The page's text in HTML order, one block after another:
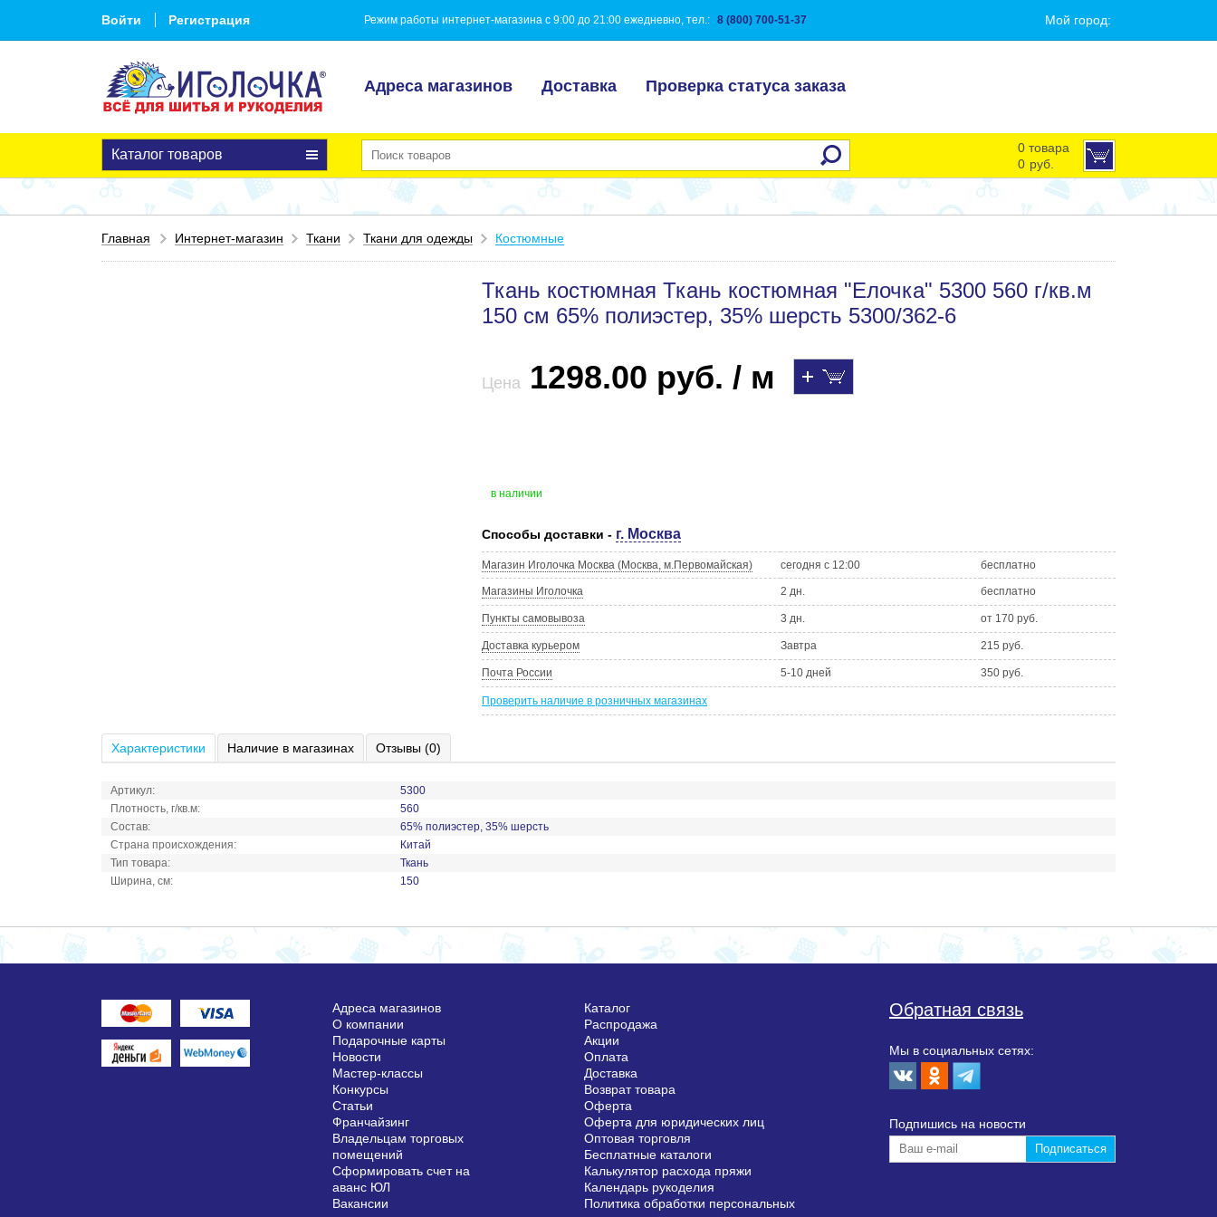
Войти Регистрация Режим работы интернет-магазина с 9:00 до 21:00 ежедневно, тел.: 8 (800) 700-51-37 Мой город:
Адреса магазинов Доставка Проверка статуса заказа
Каталог товаров
0 товара
0 руб.
Главная Интернет-магазин Ткани Ткани для одежды Костюмные
Ткань костюмная Ткань костюмная "Елочка" 5300 560 г/кв.м
150 см 65% полиэстер, 35% шерсть 5300/362-6
Цена 1298.00 руб. / м
в наличии
Способы доставки - г. Москва
Магазин Иголочка Москва (Москва, м.Первомайская) сегодня с 12:00 бесплатно
Магазины Иголочка 2 дн. бесплатно
Пункты самовывоза 3 дн. от 170 руб.
Доставка курьером Завтра 215 руб.
Почта России 5-10 дней 350 руб.
Проверить наличие в розничных магазинах
Характеристики Наличие в магазинах Отзывы (0)
Артикул:
5300
Плотность, г/кв.м:
560
Состав:
65% полиэстер, 35% шерсть
Страна происхождения:
Китай
Тип товара:
Ткань
Ширина, см:
150
Адреса магазинов
О компании
Подарочные карты
Новости
Мастер-классы
Конкурсы
Статьи
Франчайзинг
Владельцам торговых
помещений
Сформировать счет на
аванс ЮЛ
Вакансии
Каталог
Распродажа
Акции
Оплата
Доставка
Возврат товара
Оферта
Оферта для юридических лиц
Оптовая торговля
Бесплатные каталоги
Калькулятор расхода пряжи
Календарь рукоделия
Политика обработки персональных
Обратная связь
Мы в социальных сетях:
Подпишиcь на новости